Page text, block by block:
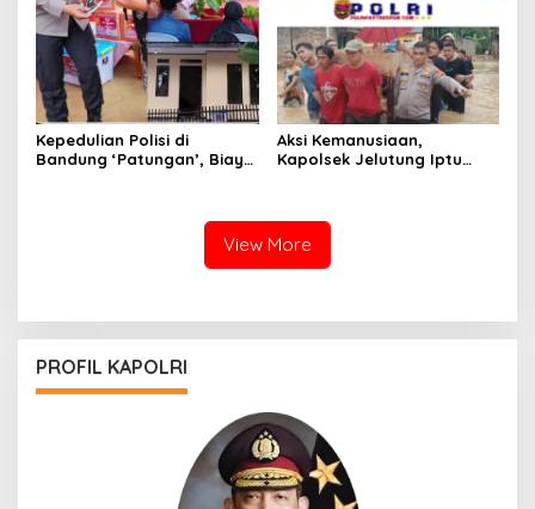
Kepedulian Polisi di
Bandung ‘Patungan’, Biayai
Aksi Kemanusiaan,
Kapolsek Jelutung Iptu
Terdampak Banjir
View More
PROFIL KAPOLRI